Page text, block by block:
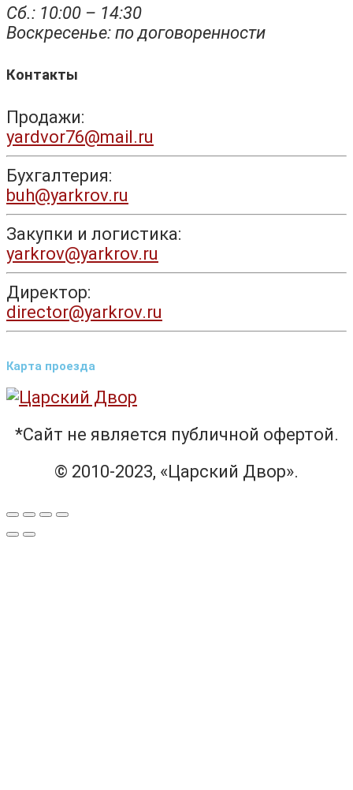
Сб.: 10:00 – 14:30
Воскресенье: по договоренности
Контакты
Продажи:
yardvor76@mail.ru
Бухгалтерия:
buh@yarkrov.ru
Закупки и логистика:
yarkrov@yarkrov.ru
Директор:
director@yarkrov.ru
Карта проезда
*Сайт не является публичной офертой.
© 2010-2023, «Царский Двор».